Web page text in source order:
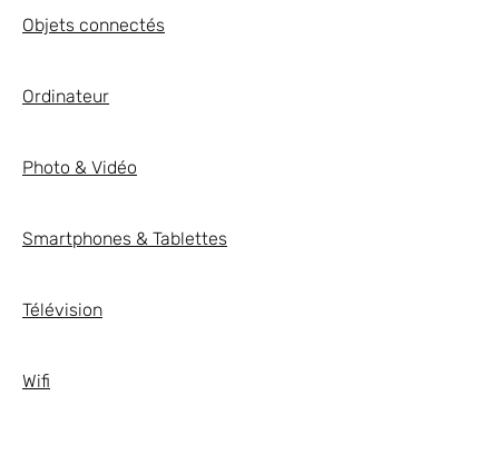
Objets connectés
Ordinateur
Photo & Vidéo
Smartphones & Tablettes
Télévision
Wifi